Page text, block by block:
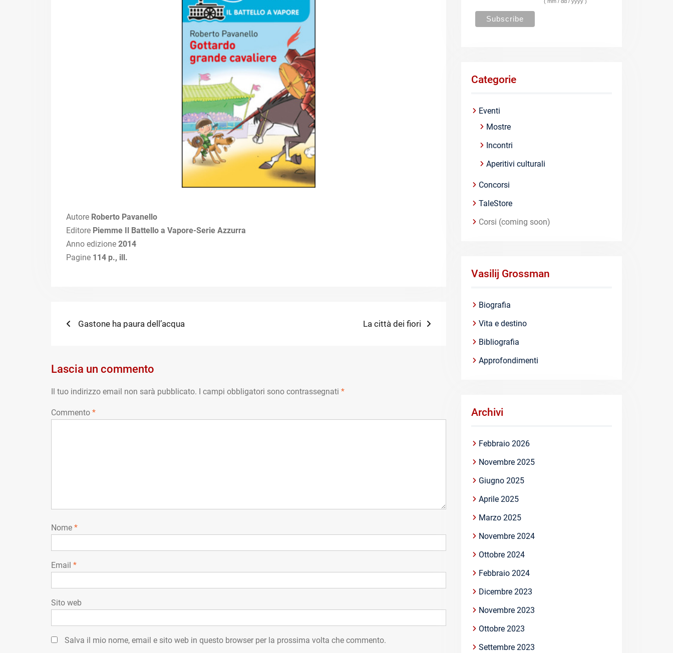
Autore Roberto Pavanello
Editore Piemme Il Battello a Vapore-Serie Azzurra
Anno edizione 2014
Pagine 114 p., ill.
Navigazione
Previous
Gastone ha paura dell’acqua
Next
La città dei fiori
Lascia un commento
Il tuo indirizzo email non sarà pubblicato. I campi obbligatori sono contrassegnati *
Commento *
Nome *
Email *
Sito web
Salva il mio nome, email e sito web in questo browser per la prossima volta che commento.
Categorie
Eventi
Mostre
Incontri
Aperitivi culturali
Concorsi
TaleStore
Corsi (coming soon)
Vasilij Grossman
Biografia
Vita e destino
Bibliografia
Approfondimenti
Archivi
Febbraio 2026
Novembre 2025
Giugno 2025
Aprile 2025
Marzo 2025
Novembre 2024
Ottobre 2024
Febbraio 2024
Dicembre 2023
Novembre 2023
Ottobre 2023
Settembre 2023